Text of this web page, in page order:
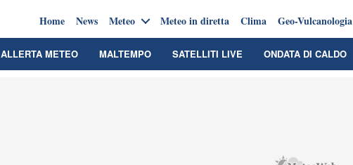
Home News Meteo Meteo in diretta Clima Geo-Vulcanologia
ALLERTA METEO MALTEMPO SATELLITI LIVE ONDATA DI CALDO